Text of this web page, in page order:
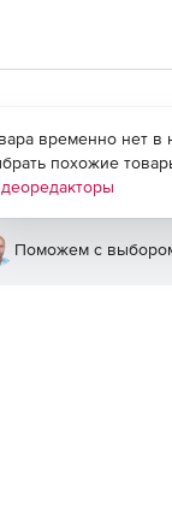
временно нет
похожие
Поможем с